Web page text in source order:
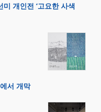
미 개인전 ‘고요한 사색
서 개막